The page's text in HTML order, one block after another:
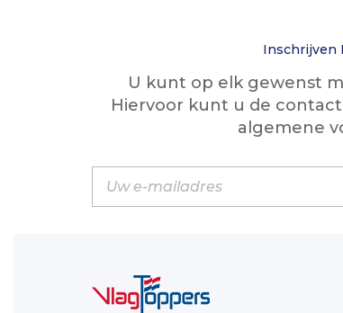
Inschrijven
U kunt op elk gewenst
Hiervoor kunt u de
algemene